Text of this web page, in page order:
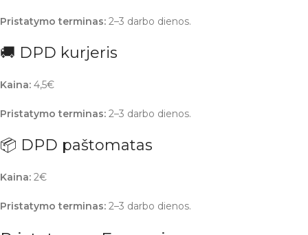
Pristatymo terminas: 2–3 darbo dienos.
🚚 DPD kurjeris
Kaina: 4,5€
Pristatymo terminas: 2–3 darbo dienos.
📦 DPD paštomatas
Kaina: 2€
Pristatymo terminas: 2–3 darbo dienos.